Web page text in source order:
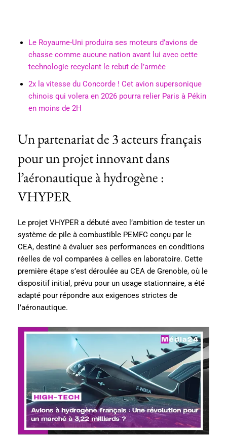
Le Royaume-Uni produira ses moteurs d’avions de
chasse comme aucune nation avant lui avec cette
technologie recyclant le rebut de l’armée
2x la vitesse du Concorde ! Cet avion supersonique
chinois qui volera en 2026 pourra relier Paris à Pékin
en moins de 2H
Un partenariat de 3 acteurs français
pour un projet innovant dans
l’aéronautique à hydrogène :
VHYPER
Le projet VHYPER a débuté avec l’ambition de tester un
système de pile à combustible PEMFC conçu par le
CEA, destiné à évaluer ses performances en conditions
réelles de vol comparées à celles en laboratoire. Cette
première étape s’est déroulée au CEA de Grenoble, où le
dispositif initial, prévu pour un usage stationnaire, a été
adapté pour répondre aux exigences strictes de
l’aéronautique.